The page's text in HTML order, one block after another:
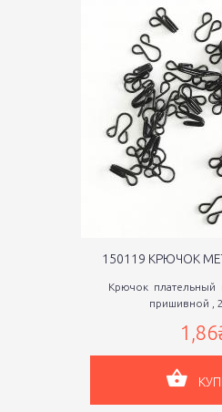
150119 КРЮЧОК
Крючок плательный
пришивной , 2